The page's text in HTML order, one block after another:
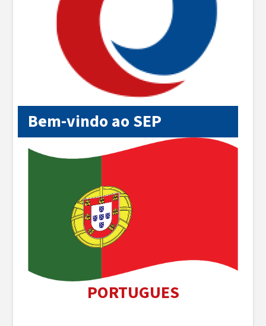
Bem-vindo ao SEP
PORTUGUES